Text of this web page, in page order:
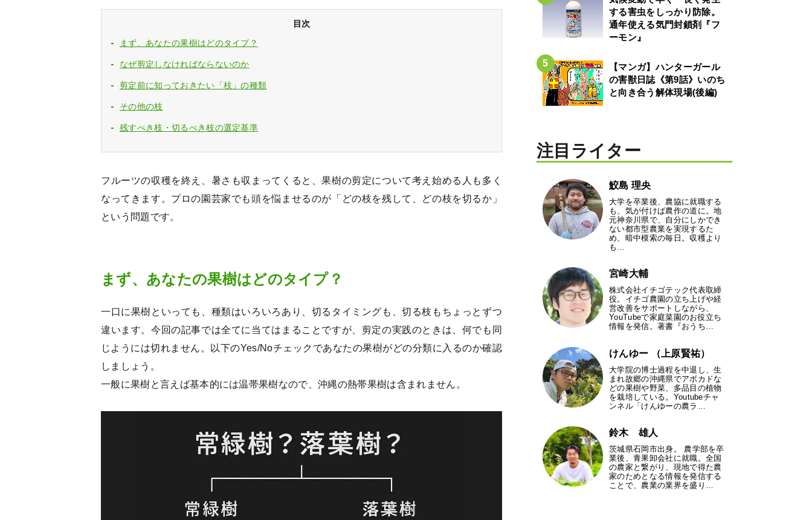
目次
まず、あなたの果樹はどのタイプ？
なぜ剪定しなければならないのか
剪定前に知っておきたい「枝」の種類
その他の枝
残すべき枝・切るべき枝の選定基準
フルーツの収穫を終え、暑さも収まってくると、果樹の剪定について考え始める人も多く
なってきます。プロの園芸家でも頭を悩ませるのが「どの枝を残して、どの枝を切るか」
という問題です。
まず、あなたの果樹はどのタイプ？
一口に果樹といっても、種類はいろいろあり、切るタイミングも、切る枝もちょっとずつ
違います。今回の記事では全てに当てはまることですが、剪定の実践のときは、何でも同
じようには切れません。以下のYes/Noチェックであなたの果樹がどの分類に入るのか確認
しましょう。
一般に果樹と言えば基本的には温帯果樹なので、沖縄の熱帯果樹は含まれません。
する害虫をしっかり防除。
通年使える気門封鎖剤『フ
ーモン』
【マンガ】ハンターガール
の害獣日誌《第9話》いのち
と向き合う解体現場(後編)
注目ライター
鮫島 理央
大学を卒業後、農協に就職する
も、気が付けば農作の道に。地
元神奈川県で、自分にしかでき
ない都市型農業を実現するた
め、暗中模索の毎日。収穫より
も…
宮崎大輔
株式会社イチゴテック代表取締
役。イチゴ農園の立ち上げや経
営改善をサポートしながら、
YouTubeで家庭菜園のお役立ち
情報を発信。著書『おうち…
けんゆー （上原賢祐）
大学院の博士過程を中退し、生
まれ故郷の沖縄県でアボカドな
どの果樹や野菜、多品目の植物
を栽培している。Youtubeチャ
ンネル「けんゆーの農ラ…
鈴木 雄人
茨城県石岡市出身。 農学部を卒
業後、青果卸会社に就職。全国
の農家と繋がり、現地で得た農
家のためとなる情報を発信する
ことで、農業の業界を盛り…